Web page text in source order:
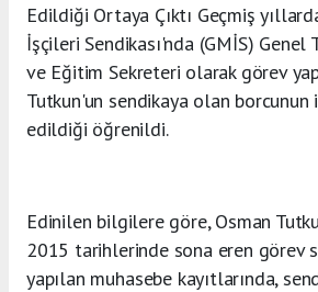
Edildiği Ortaya Çıktı Geçmiş
İşçileri Sendikası'nda (GMİS) Genel
ve Eğitim Sekreteri olarak görev
Tutkun'un sendikaya olan
edildiği öğrenildi.
Edinilen bilgilere göre, Osman
2015 tarihlerinde sona eren görev
yapılan muhasebe kayıtlarında,